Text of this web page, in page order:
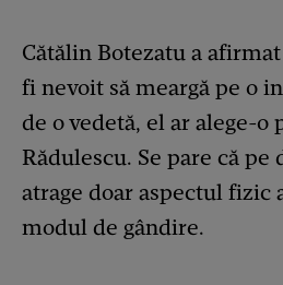
Cătălin Botezatu a
fi nevoit să meargă pe o
de o vedetă, el ar alege-o
Rădulescu. Se pare că pe
atrage doar aspectul fizic
modul de gândire.